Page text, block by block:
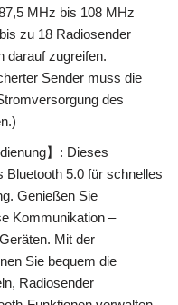
MHz bis 108 MHz
zu 18 Radiosender
darauf zugreifen.
Sender muss die
des
】: Dieses
Bluetooth 5.0 für schnelles
Genießen Sie
Kommunikation –
Mit der
Sie bequem die
Radiosender